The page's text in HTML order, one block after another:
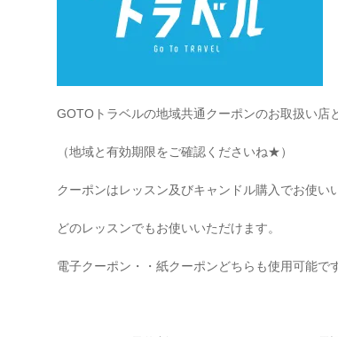
GOTOトラベルの地域共通クーポンのお取扱い店
（地域と有効期限をご確認くださいね★）
クーポンはレッスン及びキャンドル購入でお使い
どのレッスンでもお使いいただけます。
電子クーポン・・紙クーポンどちらも使用可能です